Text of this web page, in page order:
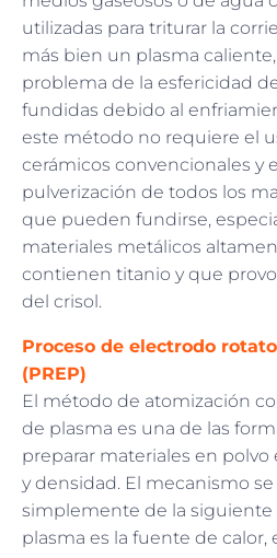
utilizadas para triturar la
más bien un plasma caliente,
problema de la esfericidad
fundidas debido al
este método no requiere el
cerámicos convencionales y
pulverización de todos los
que pueden fundirse,
materiales metálicos
contienen titanio y que
del crisol.
Proceso de electrodo
(PREP)
El método de atomización
de plasma es una de las
preparar materiales en polvo
y densidad. El mecanismo
simplemente de la siguiente
plasma es la fuente de calor,